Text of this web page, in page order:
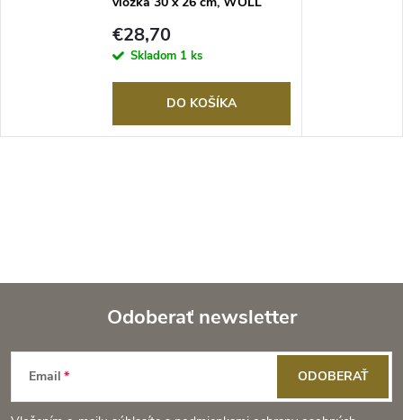
€28,70
Skladom 1 ks
DO KOŠÍKA
Z
á
Odoberať newsletter
Email ODOBERAŤ